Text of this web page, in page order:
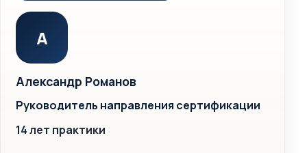
А
Александр Романов
Руководитель направления сертификации
14 лет практики